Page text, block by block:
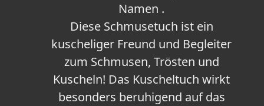
Namen .
Diese Schmusetuch ist ein
kuscheliger Freund und Begleiter
zum Schmusen, Trösten und
Kuscheln! Das Kuscheltuch wirkt
besonders beruhigend auf das